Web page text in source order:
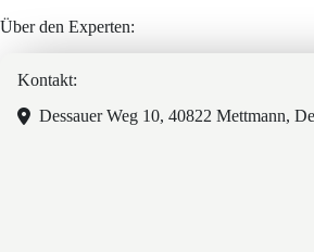
Über den Experten:
Kontakt:
Dessauer Weg 10, 40822 Mettmann,